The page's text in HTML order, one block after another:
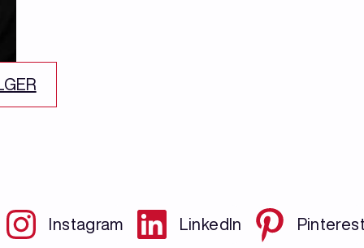
Instagram LinkedIn Pinterest